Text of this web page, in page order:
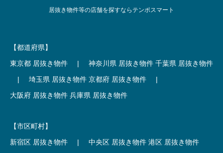
居抜き物件等の店舗を探すならテンポスマート
【都道府県】
東京都 居抜き物件
| 神奈川県 居抜き物件 千葉県 居抜き物件
|
埼玉県 居抜き物件 京都府 居抜き物件
|
大阪府 居抜き物件 兵庫県 居抜き物件
【市区町村】
新宿区 居抜き物件
| 中央区 居抜き物件 港区 居抜き物件